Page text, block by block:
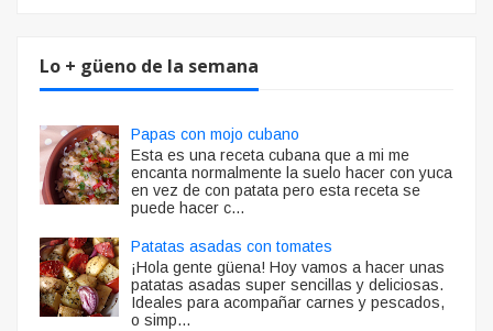
Lo + güeno de la semana
Papas con mojo cubano
Esta es una receta cubana que a mi me
encanta normalmente la suelo hacer con yuca
en vez de con patata pero esta receta se
puede hacer c...
Patatas asadas con tomates
¡Hola gente güena! Hoy vamos a hacer unas
patatas asadas super sencillas y deliciosas.
Ideales para acompañar carnes y pescados,
o simp...